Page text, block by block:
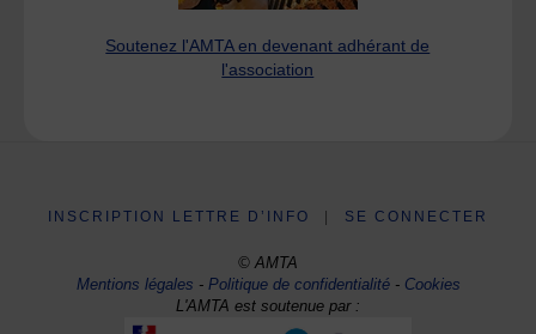
Soutenez l'AMTA en devenant adhérant de
l'association
INSCRIPTION LETTRE D’INFO SE CONNECTER
© AMTA
Mentions légales -Politique de confidentialité- Cookies
L'AMTA est soutenue par :